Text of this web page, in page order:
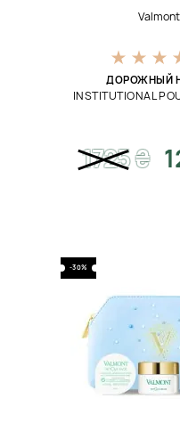
Valmont
ДОРОЖНЫЙ
INSTITUTIONAL
1725₴
-30%